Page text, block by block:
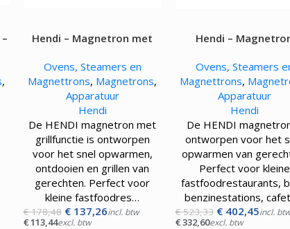
Hamburgerpersen
Gehaktmolens - Vleesmolen
Vleesmengers
Vleesvermalser
,
Hendi – Magnetron met
Ovens, Steamers en
Magnettrons, Magnetrons,
Apparatuur
Hendi
De HENDI magnetron met
grillfunctie is ontworpen
voor het snel opwarmen,
ontdooien en grillen van
gerechten. Perfect voor
kleine fastfoodres…
€178,48 €137,26incl. btw
€113,44excl. btw
Hendi –
1550W
Ovens, Steamers
Magnettrons,
Apparatuur
Hendi
De HENDI
ontworpen voor het
opwarmen van
Perfect voor kleine
fastfoodrestaurants,
benzinestations,
€523,33 €402,45incl. btw
€332,60excl. btw